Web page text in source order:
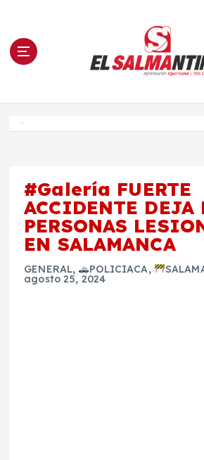
n El Salmantino -
#Galería FUERTE
ACCIDENTE DEJA
PERSONAS
EN SALAMANCA
GENERAL, POLICIACA,
agosto 25, 2024